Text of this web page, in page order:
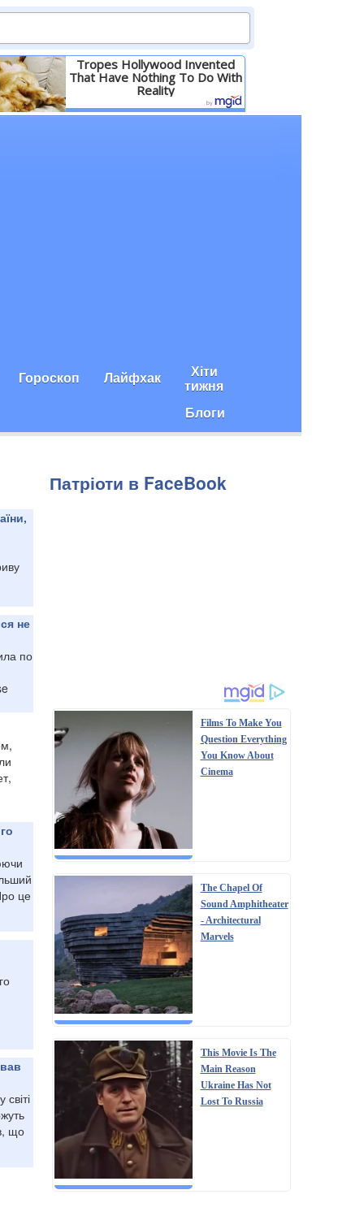
Tropes Hollywood Invented
That Have Nothing To Do With
Reality
Детальніше
Гороскоп Лайфхак Хіти
тижня
Блоги
не
по
це
що
Патріоти в FaceBook
Films To Make You
Question Everything
You Know About
Cinema
The Chapel Of
Sound Amphitheater
- Architectural
Marvels
This Movie Is The
Main Reason
Ukraine Has Not
Lost To Russia